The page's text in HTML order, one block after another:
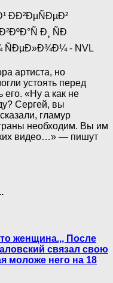
артиста, но
устоять перед
«Ну а как не
Сергей, вы
гламур
необходим. Вы им
видео…» — пишут
женщина.,, После
связал свою
моложе него на 18